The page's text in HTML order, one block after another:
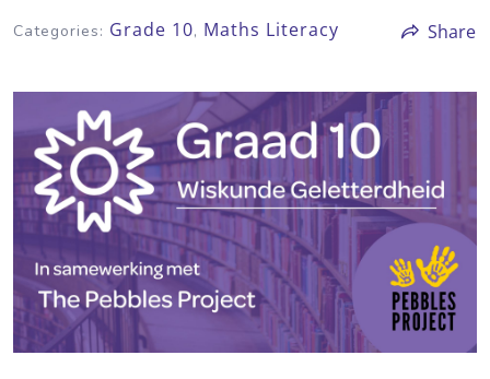
Categories: Grade 10, Maths Literacy Share